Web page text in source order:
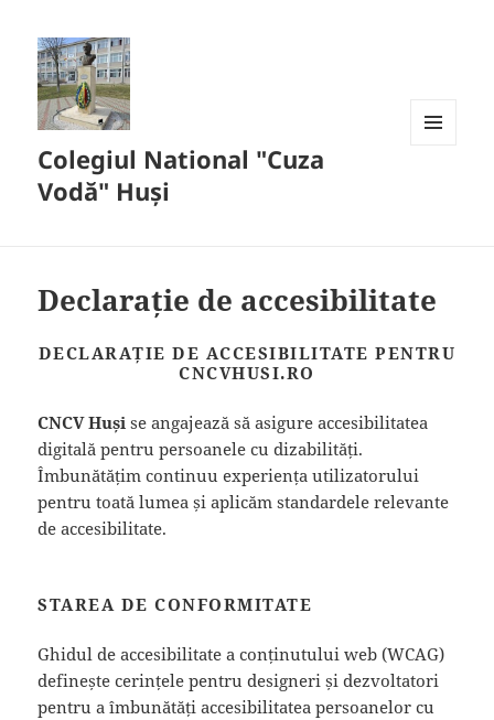
Colegiul National "Cuza
Vodă" Huși
Declarație de accesibilitate
DECLARAȚIE DE ACCESIBILITATE PENTRU
CNCVHUSI.RO
CNCV Huși se angajează să asigure accesibilitatea
digitală pentru persoanele cu dizabilități.
Îmbunătățim continuu experiența utilizatorului
pentru toată lumea și aplicăm standardele relevante
de accesibilitate.
STAREA DE CONFORMITATE
Ghidul de accesibilitate a conținutului web (WCAG)
definește cerințele pentru designeri și dezvoltatori
pentru a îmbunătăți accesibilitatea persoanelor cu